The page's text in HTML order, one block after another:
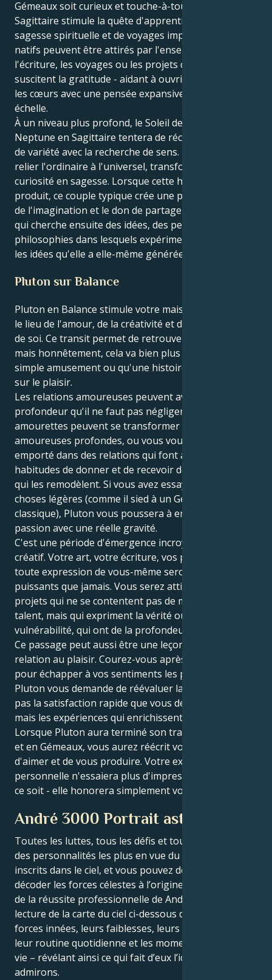
Gémeaux soit curieux et touche-à-tout, Neptune en
Sagittaire stimule la quête d'apprentissage, de
sagesse spirituelle et de voyages importants. Ces
natifs peuvent être attirés par l'enseignement,
l'écriture, les voyages ou les projets créatifs qui
suscitent la gratitude - aidant à ouvrir les esprits et
les cœurs avec une pensée expansive à grande
échelle.
À un niveau plus profond, le Soleil des Gémeaux avec
Neptune en Sagittaire tentera de réconcilier le désir
de variété avec la recherche de sens. Ils peuvent
relier l'ordinaire à l'universel, transformer la
curiosité en sagesse. Lorsque cette harmonisation se
produit, ce couple typique crée une personne qui a
de l'imagination et le don de partager des idées - et
qui cherche ensuite des idées, des peuples ou des
philosophies dans lesquels expérimenter avec eux
les idées qu'elle a elle-même générées.
Pluton sur Balance
Pluton en Balance stimule votre maison 5, Gémeaux -
le lieu de l'amour, de la créativité et de l'expression
de soi. Ce transit permet de retrouver sa joie de vivre,
mais honnêtement, cela va bien plus loin qu'un
simple amusement ou qu'une histoire d'amour axée
sur le plaisir.
Les relations amoureuses peuvent avoir une
profondeur qu'il ne faut pas négliger. Les
amourettes peuvent se transformer en relations
amoureuses profondes, ou vous vous sentirez
emporté dans des relations qui font appel à vos
habitudes de donner et de recevoir de l'affection et
qui les remodèlent. Si vous avez essayé de garder les
choses légères (comme il sied à un Gémeaux
classique), Pluton vous poussera à embrasser la
passion avec une réelle gravité.
C'est une période d'émergence incroyable sur le plan
créatif. Votre art, votre écriture, vos performances et
toute expression de vous-même seront plus
puissants que jamais. Vous serez attiré par des
projets qui ne se contentent pas de montrer votre
talent, mais qui expriment la vérité ou la
vulnérabilité, qui ont de la profondeur.
Ce passage peut aussi être une leçon sur votre
relation au plaisir. Courez-vous après les distractions
pour échapper à vos sentiments les plus profonds ?
Pluton vous demande de réévaluer la joie, ce n'est
pas la satisfaction rapide que vous devez découvrir,
mais les expériences qui enrichissent votre âme.
Lorsque Pluton aura terminé son transit en Balance
et en Gémeaux, vous aurez réécrit votre façon
d'aimer et de vous produire. Votre expression
personnelle n'essaiera plus d'impressionner qui que
ce soit - elle honorera simplement votre âme.
André 3000 Portrait astrologique
Toutes les luttes, tous les défis et tous les triomphes
des personnalités les plus en vue du monde sont
inscrits dans le ciel, et vous pouvez désormais
décoder les forces célestes à l’origine du charme et
de la réussite professionnelle de André 3000. La
lecture de la carte du ciel ci-dessous décrit leurs
forces innées, leurs faiblesses, leurs vulnérabilités,
leur routine quotidienne et les moments clés de leur
vie – révélant ainsi ce qui fait d’eux l’icône que nous
admirons.